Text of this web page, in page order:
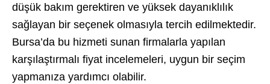
düşük bakım gerektiren ve yüksek dayanıklılık
sağlayan bir seçenek olmasıyla tercih edilmektedir.
Bursa’da bu hizmeti sunan firmalarla yapılan
karşılaştırmalı fiyat incelemeleri, uygun bir seçim
yapmanıza yardımcı olabilir.